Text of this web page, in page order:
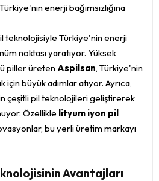
enerji bağımsızlığına
teknolojisiyle Türkiye'nin enerji
noktası yaratıyor. Yüksek
piller üretenAspilsan, Türkiye'nin
için büyük adımlar atıyor. Ayrıca,
çeşitli pil teknolojileri geliştirerek
Özellikle lityum iyon pil
bu yerli üretim markayı
Avantajları